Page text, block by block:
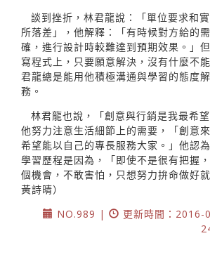
談到挫折，林君龍說：「單位要求和
所落差」，他解釋：「有時候對方給的
確，進行設計時較難達到預期效果。」
寫程式上，只要願意解決，沒有什麼不
君龍總是能用他積極溝通與學習的態度
務。
林君龍也說，「創意與行銷是我最希
他努力注意生活細節上的需要，「創意
希望能以自己的專長服務大家。」他認
學習歷程是因為，「即使不是很有把握
個機會，不敢害怕，只想努力拚命做好
黃詩晴）
NO.989 |
更新時間：